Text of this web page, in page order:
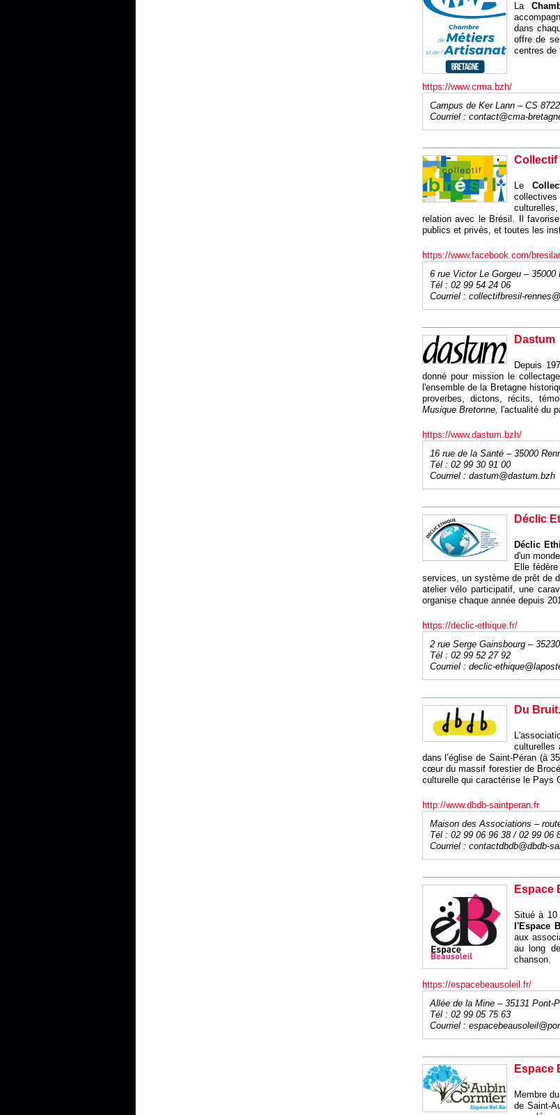
La
dans
offre de
centres de
https://www.crma.bzh/
Campus de Ker Lann – CS
Courriel : contact@cma-
Collectif
Le
relation avec le Brésil. Il
publics et privés, et toutes les
https://www.facebook.com/
6 rue Victor Le Gorgeu – 35000
Tél : 02 99 54 24 06
Courriel : collectifbresil-
Dastum
Depuis
donné pour mission le
l'ensemble de la Bretagne
proverbes, dictons, récits,
Musique Bretonne, l'actualité du
https://www.dastum.bzh/
16 rue de la Santé – 35000
Tél : 02 99 30 91 00
Courriel : dastum@dastum.bzh
Déclic
Déclic
d'un
Elle
services, un système de prêt de
atelier vélo participatif, une
organise chaque année depuis
https://declic-ethique.fr/
2 rue Serge Gainsbourg –
Tél : 02 99 52 27 92
Courriel : declic-
Du
culturelles
dans l’église de Saint-Péran (à
cœur du massif forestier de
culturelle qui caractérise le Pays
http://www.dbdb-saintperan.fr
Maison des Associations –
Tél : 02 99 06 96 38 / 02 99 06
Courriel : contactdbdb@dbdb-
Espace
Situé à 10
l'Espace
aux
au long
chanson.
https://espacebeausoleil.fr/
Allée de la Mine – 35131 Pont-
Tél : 02 99 05 75 63
Courriel :
Espace
Membre
de Saint-